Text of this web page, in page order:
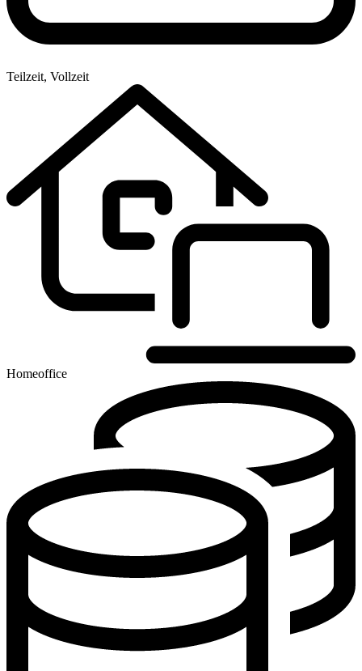
Teilzeit, Vollzeit
Homeoffice